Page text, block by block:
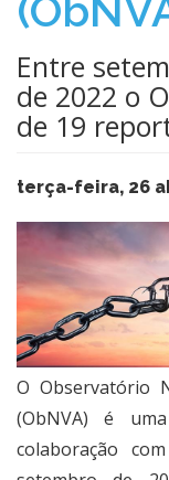
Entre
de 2022 o
de 19
terça-feira, 26
​O Observatório
(ObNVA) é
colaboração